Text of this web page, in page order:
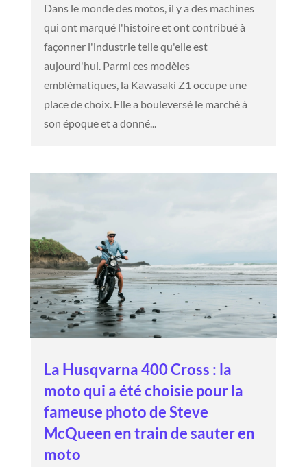
Dans le monde des motos, il y a des machines
qui ont marqué l'histoire et ont contribué à
façonner l'industrie telle qu'elle est
aujourd'hui. Parmi ces modèles
emblématiques, la Kawasaki Z1 occupe une
place de choix. Elle a bouleversé le marché à
son époque et a donné...
La Husqvarna 400 Cross : la
moto qui a été choisie pour la
fameuse photo de Steve
McQueen en train de sauter en
moto